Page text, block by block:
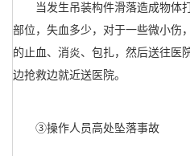
当发生吊装构件滑落造成物体
部位，失血多少，对于一些微小伤
的止血、消炎、包扎，然后送往医
边抢救边就近送医院。
③操作人员高处坠落事故